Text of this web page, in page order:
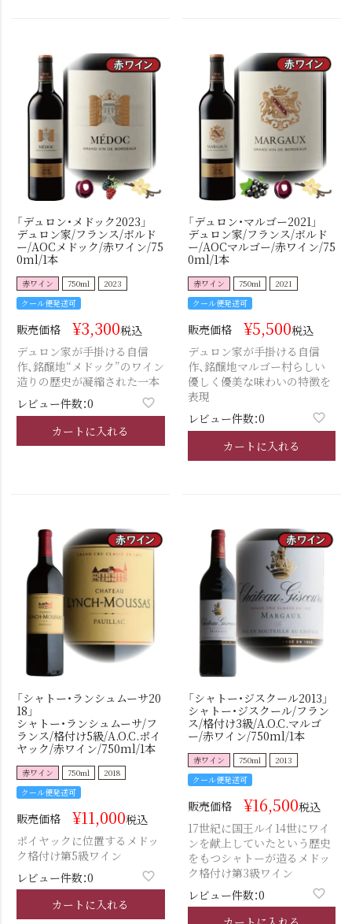
「デュロン・メドック2023」
デュロン家/フランス/ボルド
ー/AOCメドック/赤ワイン/75
0ml/1本
赤ワイン 750ml
2023
クール便発送可
販売価格 ¥3,300税込
デュロン家が手掛ける自信
作、銘醸地“メドック”のワイン
造りの歴史が凝縮された一本
レビュー件数：0
カートに入れる
「デュロン・マルゴー2021」
デュロン家/フランス/ボルド
ー/AOCマルゴー/赤ワイン/75
0ml/1本
赤ワイン 750ml
2021
クール便発送可
販売価格 ¥5,500税込
デュロン家が手掛ける自信
作、銘醸地マルゴー村らしい
優しく優美な味わいの特徴を
表現
レビュー件数：0
カートに入れる
「シャトー・ランシュムーサ20
18」
シャトー・ランシュムーサ/フ
ランス/格付け5級/A.O.C.ポイ
ヤック/赤ワイン/750ml/1本
赤ワイン 750ml
2018
クール便発送可
販売価格 ¥11,000税込
ポイヤックに位置するメドッ
ク格付け第5級ワイン
レビュー件数：0
カートに入れる
「シャトー・ジスクール2013」
シャトー・ジスクール/フラン
ス/格付け3級/A.O.C.マルゴ
ー/赤ワイン/750ml/1本
赤ワイン 750ml
2013
クール便発送可
販売価格 ¥16,500税込
17世紀に国王ルイ14世にワイ
ンを献上していたという歴史
をもつシャトーが造るメドッ
ク格付け第3級ワイン
レビュー件数：0